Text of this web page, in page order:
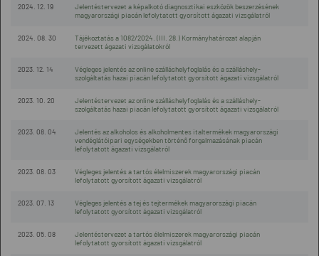
2024. 12. 19
Jelentéstervezet a képalkotó diagnosztikai eszközök beszerzésének
magyarországi piacán lefolytatott gyorsított ágazati vizsgálatról
2024. 08. 30
Tájékoztatás a 1082/2024. (III. 28.) Kormányhatározat alapján
tervezett ágazati vizsgálatokról
2023. 12. 14
Végleges jelentés az online szálláshelyfoglalás és a szálláshely-
szolgáltatás hazai piacán lefolytatott gyorsított ágazati vizsgálatról
2023. 10. 20
Jelentéstervezet az online szálláshelyfoglalás és a szálláshely-
szolgáltatás hazai piacán lefolytatott gyorsított ágazati vizsgálatról
2023. 08. 04
Jelentés az alkoholos és alkoholmentes italtermékek magyarországi
vendéglátóipari egységekben történő forgalmazásának piacán
lefolytatott ágazati vizsgálatról
2023. 08. 03
Végleges jelentés a tartós élelmiszerek magyarországi piacán
lefolytatott gyorsított ágazati vizsgálatról
2023. 07. 13
Végleges jelentés a tej és tejtermékek magyarországi piacán
lefolytatott gyorsított ágazati vizsgálatról
2023. 05. 08
Jelentéstervezet a tartós élelmiszerek magyarországi piacán
lefolytatott gyorsított ágazati vizsgálatról